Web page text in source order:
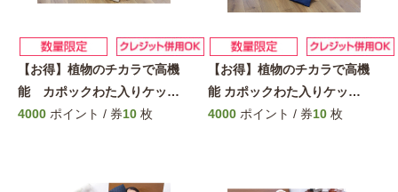
【お得】植物のチカラで高機
能 カポックわた入りケッ…
4000 ポイント / 券10 枚
【お得】植物のチカラで高機
能 カポックわた入りケッ…
4000 ポイント / 券10 枚